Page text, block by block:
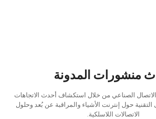
منشورات المدونة
الصناعي من خلال استكشاف أحدث الاتجاهات
التقنية حول إنترنت الأشياء والمراقبة عن بُعد وحلول
الاتصالات اللاسلكية.